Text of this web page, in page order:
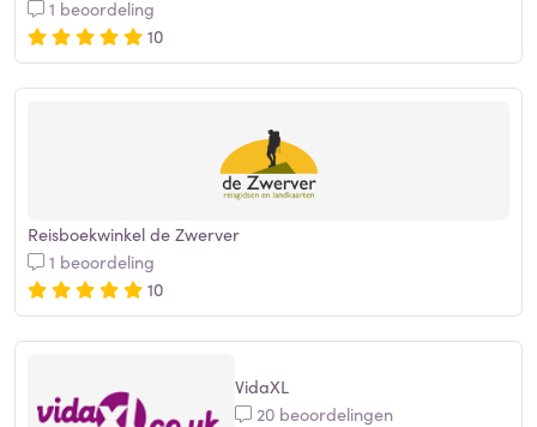
1 beoordeling
10
Reisboekwinkel de Zwerver
1 beoordeling
10
VidaXL
20 beoordelingen